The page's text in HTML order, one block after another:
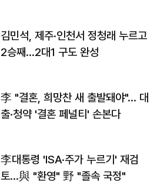
김민석, 제주·인천서 정청래 누르고
2승째…2대1 구도 완성
李 "결혼, 희망찬 새 출발돼야"… 대
출·청약 '결혼 페널티' 손본다
李대통령 'ISA·주가 누르기' 재검
토…與 "환영" 野 "졸속 국정"